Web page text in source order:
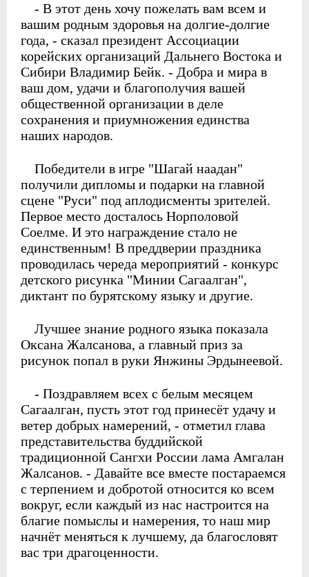
- В этот день хочу пожелать вам всем и
вашим родным здоровья на долгие-долгие
года, - сказал президент Ассоциации
корейских организаций Дальнего Востока и
Сибири Владимир Бейк. - Добра и мира в
ваш дом, удачи и благополучия вашей
общественной организации в деле
сохранения и приумножения единства
наших народов.
Победители в игре "Шагай наадан"
получили дипломы и подарки на главной
сцене "Руси" под аплодисменты зрителей.
Первое место досталось Норполовой
Соелме. И это награждение стало не
единственным! В преддверии праздника
проводилась череда мероприятий - конкурс
детского рисунка "Минии Сагаалган",
диктант по бурятскому языку и другие.
Лучшее знание родного языка показала
Оксана Жалсанова, а главный приз за
рисунок попал в руки Янжины Эрдынеевой.
- Поздравляем всех с белым месяцем
Сагаалган, пусть этот год принесёт удачу и
ветер добрых намерений, - отметил глава
представительства буддийской
традиционной Сангхи России лама Амгалан
Жалсанов. - Давайте все вместе постараемся
с терпением и добротой относится ко всем
вокруг, если каждый из нас настроится на
благие помыслы и намерения, то наш мир
начнёт меняться к лучшему, да благословят
вас три драгоценности.